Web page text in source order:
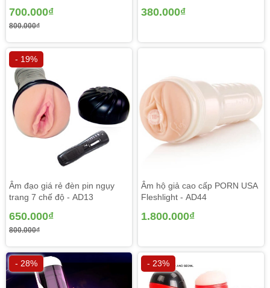
lâu nhưng đặc biệt mới được du nhập vào Châu Á cách
đây không lâu. Với lối sống hiện đại của người phương
Tây thì đồ chơi người lớn như dương vật giả hoặc âm đạo
700.000₫
800.000₫
380.000₫
- 19%
Âm đạo giá rẻ đèn pin ngụy
trang 7 chế độ - AD13
650.000₫
800.000₫
Âm hộ giả cao cấp PORN USA
Fleshlight - AD44
1.800.000₫
- 28% - 23%